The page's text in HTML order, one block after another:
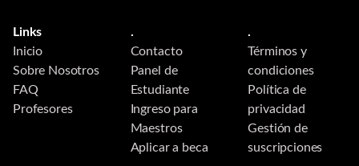
Links
Inicio
Sobre Nosotros
FAQ
Profesores
.
Contacto
Panel de
Estudiante
Ingreso para
Maestros
Aplicar a beca
.
Términos y
condiciones
Política de
privacidad
Gestión de
suscripciones